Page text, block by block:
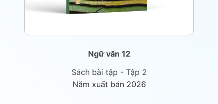
Ngữ văn 12
Sách bài tập - Tập 2
Năm xuất bản 2026